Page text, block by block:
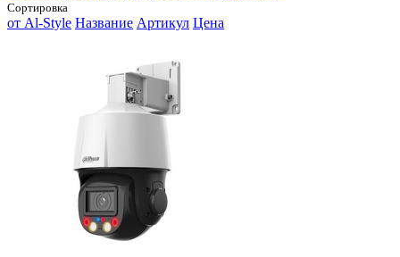
Сортировка
от Al-Style Название Артикул Цена